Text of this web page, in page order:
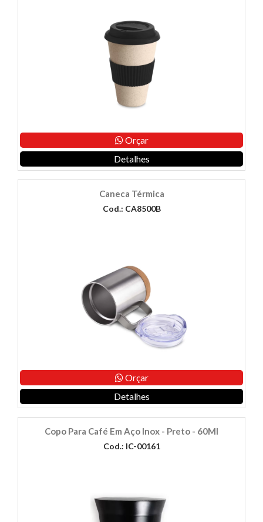
Orçar
Detalhes
Caneca Térmica
Cod.: CA8500B
Orçar
Detalhes
Copo Para Café Em Aço Inox - Preto - 60Ml
Cod.: IC-00161